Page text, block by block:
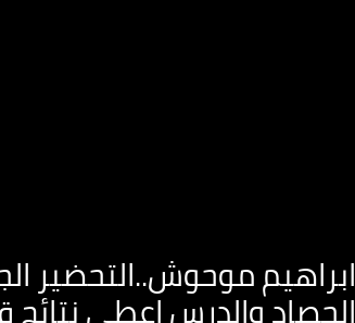
ابراهيم موحوش..التحضير
الحصاد والدرس اعطى